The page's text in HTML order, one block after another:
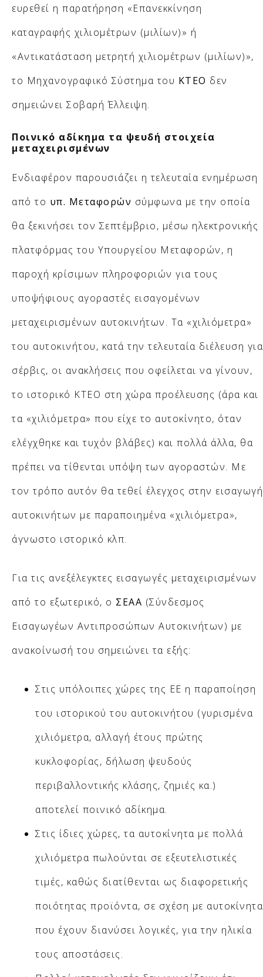
ευρεθεί η παρατήρηση «Επανεκκίνηση
καταγραφής χιλιομέτρων (μιλίων)» ή
«Αντικατάσταση μετρητή χιλιομέτρων (μιλίων)»,
το Μηχανογραφικό Σύστημα του ΚΤΕΟ δεν
σημειώνει Σοβαρή Έλλειψη.
Ποινικό αδίκημα τα ψευδή στοιχεία
μεταχειρισμένων
Ενδιαφέρον παρουσιάζει η τελευταία ενημέρωση
από το υπ. Μεταφορών σύμφωνα με την οποία
θα ξεκινήσει τον Σεπτέμβριο, μέσω ηλεκτρονικής
πλατφόρμας του Υπουργείου Μεταφορών, η
παροχή κρίσιμων πληροφοριών για τους
υποψήφιους αγοραστές εισαγομένων
μεταχειρισμένων αυτοκινήτων. Τα «χιλιόμετρα»
του αυτοκινήτου, κατά την τελευταία διέλευση για
σέρβις, οι ανακλήσεις που οφείλεται να γίνουν,
το ιστορικό ΚΤΕΟ στη χώρα προέλευσης (άρα και
τα «χιλιόμετρα» που είχε το αυτοκίνητο, όταν
ελέγχθηκε και τυχόν βλάβες) και πολλά άλλα, θα
πρέπει να τίθενται υπόψη των αγοραστών. Με
τον τρόπο αυτόν θα τεθεί έλεγχος στην εισαγωγή
αυτοκινήτων με παραποιημένα «χιλιόμετρα»,
άγνωστο ιστορικό κλπ.
Για τις ανεξέλεγκτες εισαγωγές μεταχειρισμένων
από το εξωτερικό, ο ΣΕΑΑ (Σύνδεσμος
Εισαγωγέων Αντιπροσώπων Αυτοκινήτων) με
ανακοίνωσή του σημειώνει τα εξής:
Στις υπόλοιπες χώρες της ΕΕ η παραποίηση
του ιστορικού του αυτοκινήτου (γυρισμένα
χιλιόμετρα, αλλαγή έτους πρώτης
κυκλοφορίας, δήλωση ψευδούς
περιβαλλοντικής κλάσης, ζημιές κα.)
αποτελεί ποινικό αδίκημα.
Στις ίδιες χώρες, τα αυτοκίνητα με πολλά
χιλιόμετρα πωλούνται σε εξευτελιστικές
τιμές, καθώς διατίθενται ως διαφορετικής
ποιότητας προϊόντα, σε σχέση με αυτοκίνητα
που έχουν διανύσει λογικές, για την ηλικία
τους αποστάσεις.